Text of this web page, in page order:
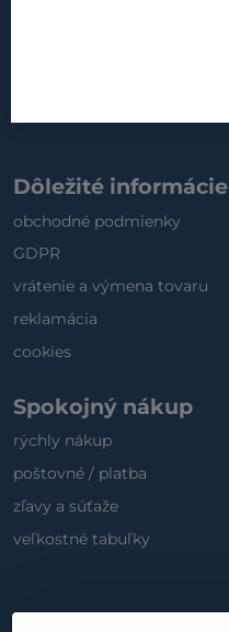
Dôležité informácie
obchodné podmienky
GDPR
vrátenie a výmena tovaru
reklamácia
cookies
Spokojný nákup
rýchly nákup
poštovné / platba
zľavy a súťaže
veľkostné tabuľky